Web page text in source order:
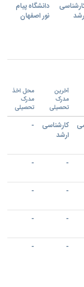
دانشگاه پیام
نور اصفهان
آخرین
مدرک
تحصیلی
محل اخذ
مدرک
تحصیلی
کارشناسی
ارشد
-
-
-
-
-
-
-
-
-